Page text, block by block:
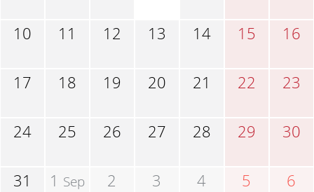
10 11 12 13 14 15 16
17 18 19 20 21 22 23
24 25 26 27 28 29 30
31 1 Sep 2 3 4 5 6